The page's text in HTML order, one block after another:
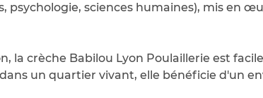
psychologie, sciences humaines), mis en
la crèche Babilou Lyon Poulaillerie est
un quartier vivant, elle bénéficie d'un